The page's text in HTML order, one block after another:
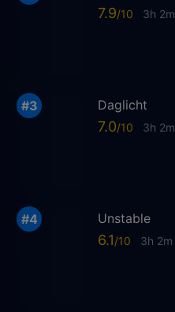
7.9 3h 2m
Daglicht
7.0 3h 2m
Unstable
6.1 3h 2m